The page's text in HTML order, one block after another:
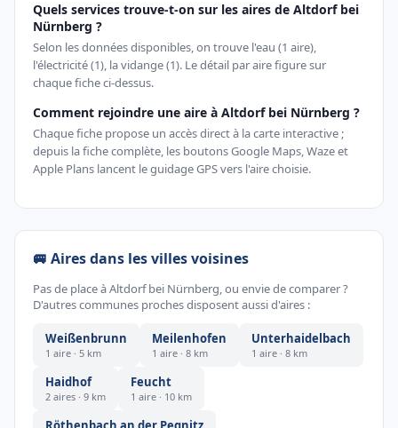
Quels services trouve-t-on sur les aires de Altdorf bei
Nürnberg ?
Selon les données disponibles, on trouve l'eau (1 aire),
l'électricité (1), la vidange (1). Le détail par aire figure sur
chaque fiche ci-dessus.
Comment rejoindre une aire à Altdorf bei Nürnberg ?
Chaque fiche propose un accès direct à la carte interactive ;
depuis la fiche complète, les boutons Google Maps, Waze et
Apple Plans lancent le guidage GPS vers l'aire choisie.
🚐 Aires dans les villes voisines
Pas de place à Altdorf bei Nürnberg, ou envie de comparer ?
D'autres communes proches disposent aussi d'aires :
Weißenbrunn
1 aire · 5 km
Meilenhofen
1 aire · 8 km
Unterhaidelbach
1 aire · 8 km
Haidhof
2 aires · 9 km
Feucht
1 aire · 10 km